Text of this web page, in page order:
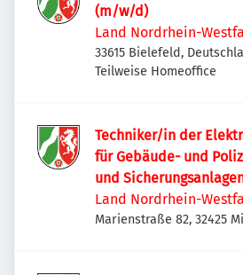
(m/w/d)
Land Nordrhein-
33615 Bielefeld,
Teilweise Homeoffice
Techniker/in der
für Gebäude- und
und
Land Nordrhein-
Marienstraße 82, 32425